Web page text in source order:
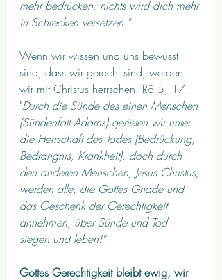
mehr bedrücken; nichts wird dich mehr
in Schrecken versetzen."
Wenn wir wissen und uns bewusst
sind, dass wir gerecht sind, werden
wir mit Christus herrschen. Rö 5, 17:
"Durch die Sünde des einen Menschen
(Sündenfall Adams) gerieten wir unter
die Herrschaft des Todes (Bedrückung,
Bedrängnis, Krankheit), doch durch
den anderen Menschen, Jesus Christus,
werden alle, die Gottes Gnade und
das Geschenk der Gerechtigkeit
annehmen, über Sünde und Tod
siegen und leben!"
Gottes Gerechtigkeit bleibt ewig, wir